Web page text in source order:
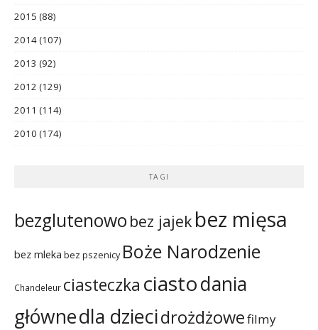
2015 (88)
2014(107)
2013 (92)
2012 (129)
2011 (114)
2010 (174)
TAGI
bezglutenowo bez jajek bez mięsa
bez mleka bez pszenicy Boże Narodzenie
Chandeleur ciasteczka ciastodania
głównedla dziecidrożdżowefilmy